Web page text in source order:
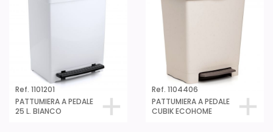
Ref. 1101201
PATTUMIERA A PEDALE
25 L. BIANCO
Ref. 1104406
PATTUMIERA A PEDALE
CUBIK ECOHOME